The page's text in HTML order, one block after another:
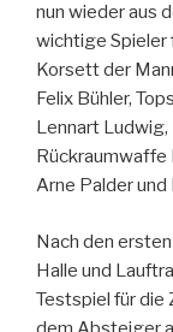
nun wieder aus
wichtige Spieler
Korsett der
Felix Bühler,
Lennart
Rückraumwaffe
Arne Palder und
Nach den
Halle und
Testspiel für die